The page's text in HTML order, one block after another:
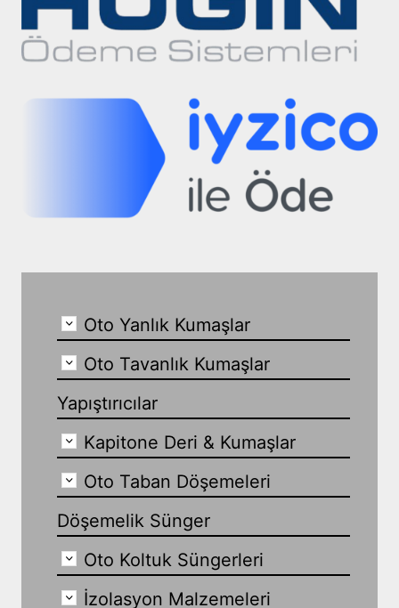
Oto Yanlık Kumaşlar
Oto Tavanlık Kumaşlar
Yapıştırıcılar
Kapitone Deri & Kumaşlar
Oto Taban Döşemeleri
Döşemelik Sünger
Oto Koltuk Süngerleri
İzolasyon Malzemeleri